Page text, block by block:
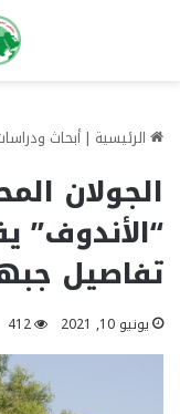
الرئيسية | أبحاث
الجولان
“الأندوف”
تفاصيل
يونيو 10, 2021 412